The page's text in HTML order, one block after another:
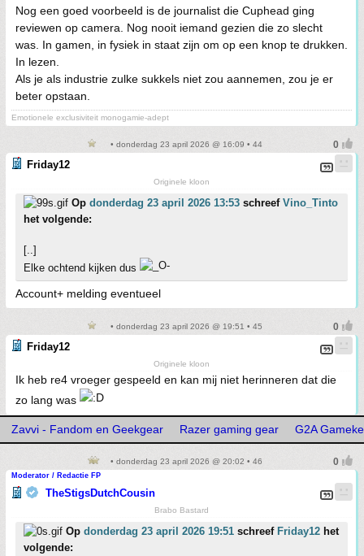
Nog een goed voorbeeld is de journalist die Cuphead ging
reviewen op camera. Nog nooit iemand gezien die zo slecht
was. In gamen, in fysiek in staat zijn om op een knop te drukken.
In lezen.
Als je als industrie zulke sukkels niet zou aannemen, zou je er
beter opstaan.
Emotionele exclusiviteit monogamie-adept
• donderdag 23 april 2026 @ 16:09 • 44
Friday12
Originele kloon
Op donderdag 23 april 2026 13:53 schreef Vino_Tinto
het volgende:
[..]
Elke ochtend kijken dus
Account+ melding eventueel
• donderdag 23 april 2026 @ 19:51 • 45
Friday12
Originele kloon
Ik heb re4 vroeger gespeeld en kan mij niet herinneren dat die
zo lang was
Zavvi - Fandom en Geekgear Razer gaming gear G2A
• donderdag 23 april 2026 @ 20:02 • 46
Moderator / Redactie FP
TheStigsDutchCousin
Brabo Bastard
Op donderdag 23 april 2026 19:51 schreef Friday12 het
volgende: